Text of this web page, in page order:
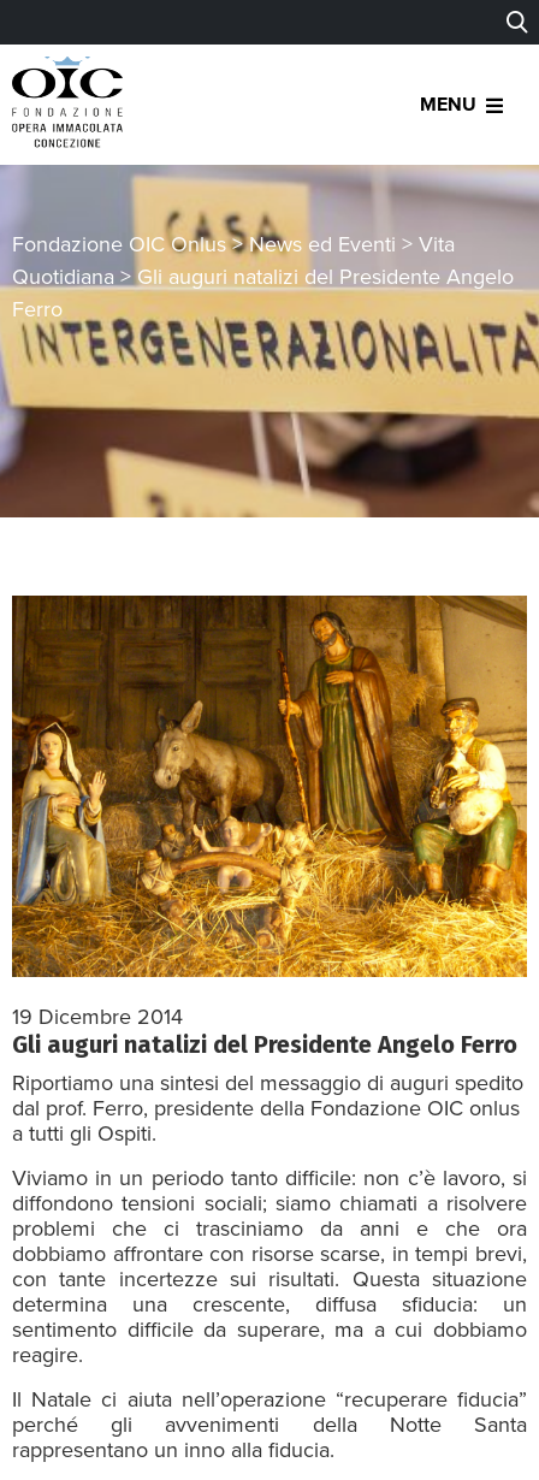
MENU
Fondazione OIC Onlus>News ed Eventi > Vita
Quotidiana > Gli auguri natalizi del Presidente Angelo
Ferro
19 Dicembre 2014
Gli auguri natalizi del Presidente Angelo Ferro
Riportiamo una sintesi del messaggio di auguri spedito
dal prof. Ferro, presidente della Fondazione OIC onlus
a tutti gli Ospiti.
Viviamo in un periodo tanto difficile: non c’è lavoro, si
diffondono tensioni sociali; siamo chiamati a risolvere
problemi che ci trasciniamo da anni e che ora
dobbiamo affrontare con risorse scarse, in tempi brevi,
con tante incertezze sui risultati. Questa situazione
determina una crescente, diffusa sfiducia: un
sentimento difficile da superare, ma a cui dobbiamo
reagire.
Il Natale ci aiuta nell’operazione “recuperare fiducia”
perché gli avvenimenti della Notte Santa
rappresentano un inno alla fiducia.